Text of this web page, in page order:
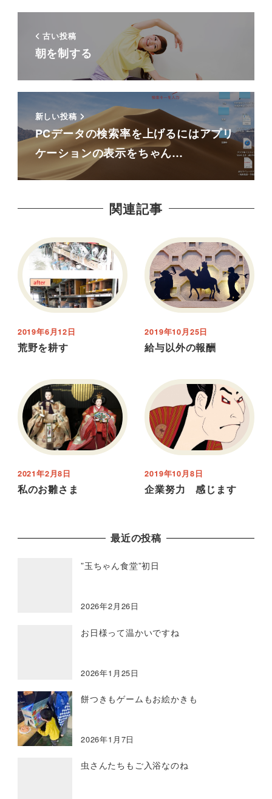
古い投稿
朝を制する
新しい投稿
PCデータの検索率を上げるにはアプリ
ケーションの表示をちゃん…
関連記事
荒野を耕す
2019年6月12日
給与以外の報酬
2019年10月25日
私のお雛さま
2021年2月8日
企業努力 感じます
2019年10月8日
最近の投稿
”玉ちゃん食堂”初日
2026年2月26日
お日様って温かいですね
2026年1月25日
餅つきもゲームもお絵かきも
2026年1月7日
虫さんたちもご入浴なのね